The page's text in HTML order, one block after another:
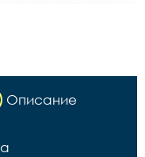
Описание